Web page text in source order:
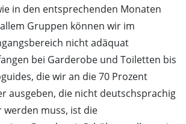
in den entsprechenden Monaten
Gruppen können wir im
nicht adäquat
bei Garderobe und Toiletten bis
die wir an die 70 Prozent
ausgeben, die nicht deutschsprachig
werden muss, ist die